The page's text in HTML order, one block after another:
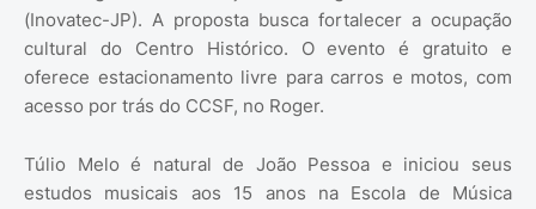
(Inovatec-JP). A proposta busca fortalecer a ocupação
cultural do Centro Histórico. O evento é gratuito e
oferece estacionamento livre para carros e motos, com
acesso por trás do CCSF, no Roger.
Túlio Melo é natural de João Pessoa e iniciou seus
estudos musicais aos 15 anos na Escola de Música